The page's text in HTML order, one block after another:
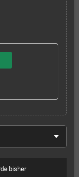
bisher